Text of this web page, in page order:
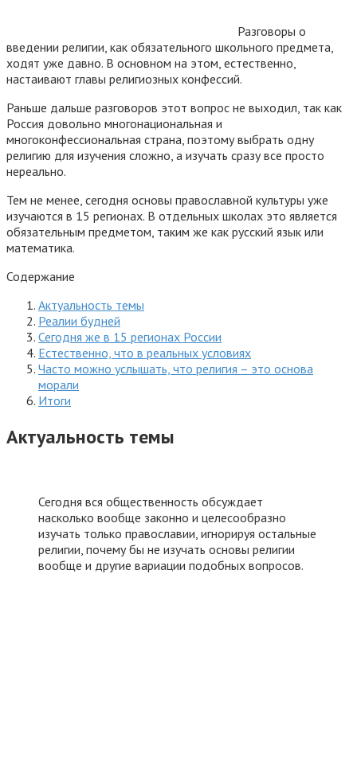
Разговоры о
введении религии, как обязательного школьного предмета,
ходят уже давно. В основном на этом, естественно,
настаивают главы религиозных конфессий.
Раньше дальше разговоров этот вопрос не выходил, так как
Россия довольно многонациональная и
многоконфессиональная страна, поэтому выбрать одну
религию для изучения сложно, а изучать сразу все просто
нереально.
Тем не менее, сегодня основы православной культуры уже
изучаются в 15 регионах. В отдельных школах это является
обязательным предметом, таким же как русский язык или
математика.
Содержание
Актуальность темы
Реалии будней
Сегодня же в 15 регионах России
Естественно, что в реальных условиях
Часто можно услышать, что религия – это основа
морали
Итоги
Актуальность темы
Сегодня вся общественность обсуждает
насколько вообще законно и целесообразно
изучать только православии, игнорируя остальные
религии, почему бы не изучать основы религии
вообще и другие вариации подобных вопросов.